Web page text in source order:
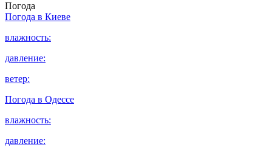
Погода
Погода в Киеве
влажность:
давление:
ветер:
Погода в Одессе
влажность:
давление: